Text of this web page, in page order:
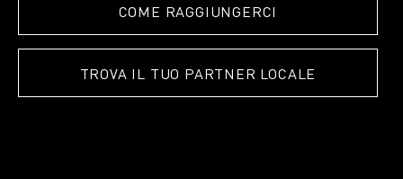
COME RAGGIUNGERCI
TROVA IL TUO PARTNER LOCALE